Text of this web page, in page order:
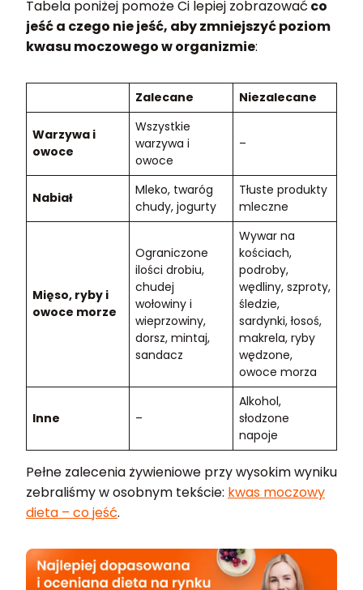
Tabela poniżej pomoże Ci lepiej zobrazować co
jeść a czego nie jeść, aby zmniejszyć poziom
kwasu moczowego w organizmie:
Zalecane Niezalecane
Warzywa i
owoce
Wszystkie
warzywa i
owoce
–
Nabiał
Mleko, twaróg
chudy, jogurty
Tłuste produkty
mleczne
Mięso, ryby i
owoce morze
Ograniczone
ilości drobiu,
chudej
wołowiny i
wieprzowiny,
dorsz, mintaj,
sandacz
Wywar na
kościach,
podroby,
wędliny, szproty,
śledzie,
sardynki, łosoś,
makrela, ryby
wędzone,
owoce morza
Inne –
Alkohol,
słodzone
napoje
Pełne zalecenia żywieniowe przy wysokim wyniku
zebraliśmy w osobnym tekście: kwas moczowy
dieta – co jeść.